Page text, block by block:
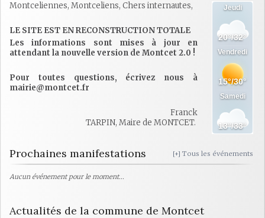
Montceliennes, Montceliens, Chers internautes,
LE SITE EST EN RECONSTRUCTION TOTALE
Les informations sont mises à jour en
attendant la nouvelle version de Montcet 2.0 !
Pour toutes questions, écrivez nous à
mairie@montcet.fr
Franck
TARPIN, Maire de MONTCET.
Prochaines manifestations [+] Tous les événements
Aucun événement pour le moment...
Actualités de la commune de Montcet